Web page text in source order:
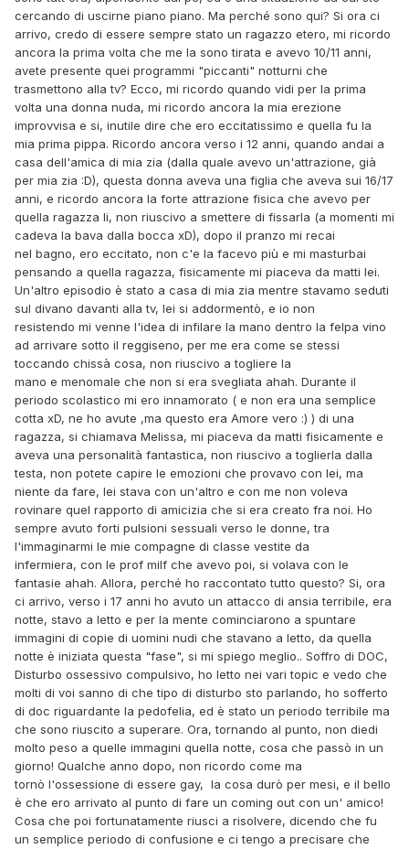
cercando di uscirne piano piano. Ma perché sono qui? Si ora ci
arrivo, credo di essere sempre stato un ragazzo etero, mi ricordo
ancora la prima volta che me la sono tirata e avevo 10/11 anni,
avete presente quei programmi "piccanti" notturni che
trasmettono alla tv? Ecco, mi ricordo quando vidi per la prima
volta una donna nuda, mi ricordo ancora la mia erezione
improvvisa e si, inutile dire che ero eccitatissimo e quella fu la
mia prima pippa. Ricordo ancora verso i 12 anni, quando andai a
casa dell'amica di mia zia (dalla quale avevo un'attrazione, già
per mia zia :D), questa donna aveva una figlia che aveva sui 16/17
anni, e ricordo ancora la forte attrazione fisica che avevo per
quella ragazza li, non riuscivo a smettere di fissarla (a momenti mi
cadeva la bava dalla bocca xD), dopo il pranzo mi recai
nel bagno, ero eccitato, non c'e la facevo più e mi masturbai
pensando a quella ragazza, fisicamente mi piaceva da matti lei.
Un'altro episodio è stato a casa di mia zia mentre stavamo seduti
sul divano davanti alla tv, lei si addormentò, e io non
resistendo mi venne l'idea di infilare la mano dentro la felpa vino
ad arrivare sotto il reggiseno, per me era come se stessi
toccando chissà cosa, non riuscivo a togliere la
mano e menomale che non si era svegliata ahah. Durante il
periodo scolastico mi ero innamorato ( e non era una semplice
cotta xD, ne ho avute ,ma questo era Amore vero :) ) di una
ragazza, si chiamava Melissa, mi piaceva da matti fisicamente e
aveva una personalità fantastica, non riuscivo a toglierla dalla
testa, non potete capire le emozioni che provavo con lei, ma
niente da fare, lei stava con un'altro e con me non voleva
rovinare quel rapporto di amicizia che si era creato fra noi. Ho
sempre avuto forti pulsioni sessuali verso le donne, tra
l'immaginarmi le mie compagne di classe vestite da
infermiera, con le prof milf che avevo poi, si volava con le
fantasie ahah. Allora, perché ho raccontato tutto questo? Si, ora
ci arrivo, verso i 17 anni ho avuto un attacco di ansia terribile, era
notte, stavo a letto e per la mente cominciarono a spuntare
immagini di copie di uomini nudi che stavano a letto, da quella
notte è iniziata questa "fase", si mi spiego meglio.. Soffro di DOC,
Disturbo ossessivo compulsivo, ho letto nei vari topic e vedo che
molti di voi sanno di che tipo di disturbo sto parlando, ho sofferto
di doc riguardante la pedofelia, ed è stato un periodo terribile ma
che sono riuscito a superare. Ora, tornando al punto, non diedi
molto peso a quelle immagini quella notte, cosa che passò in un
giorno! Qualche anno dopo, non ricordo come ma
tornò l'ossessione di essere gay, la cosa durò per mesi, e il bello
è che ero arrivato al punto di fare un coming out con un' amico!
Cosa che poi fortunatamente riusci a risolvere, dicendo che fu
un semplice periodo di confusione e ci tengo a precisare che